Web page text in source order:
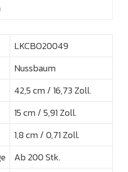
LKCBO20049
Nussbaum
42,5 cm / 16,73 Zoll.
15 cm / 5,91 Zoll.
1,8 cm / 0,71 Zoll.
Ab 200 Stk.